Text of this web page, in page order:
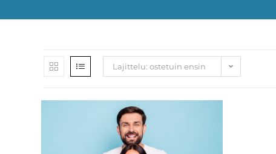
Lajittelu: ostetuin ensin